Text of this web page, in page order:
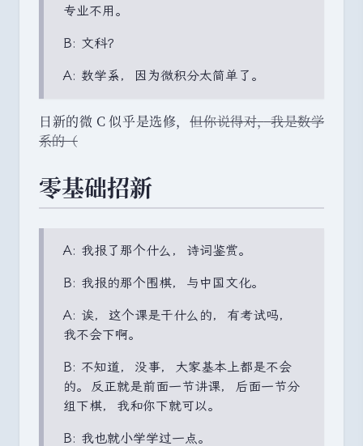
专业不用 。
B: 文科？
A: 数学系 ， 因为微积分太简单了 。
日新的微 C 似乎是选修， 但你说得对， 我是数学
系的 （
零基础招新
A: 我报了那个什么 ， 诗词鉴赏。
B: 我报的那个围棋， 与中国文化。
A: 诶， 这个课是干什么的， 有考试吗，
我不会下啊。
B: 不知道， 没事，
大家基本上都是不会
的。 反正就是前面一节讲课，
后面一节分
组下棋， 我和你下就可以。
B: 我也就小学学过一点。